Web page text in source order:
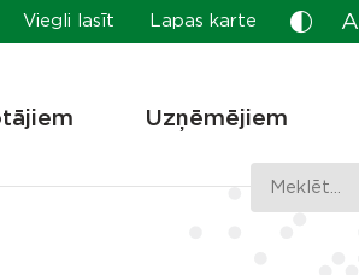
Viegli lasīt Lapas karte A
Uzņēmējiem